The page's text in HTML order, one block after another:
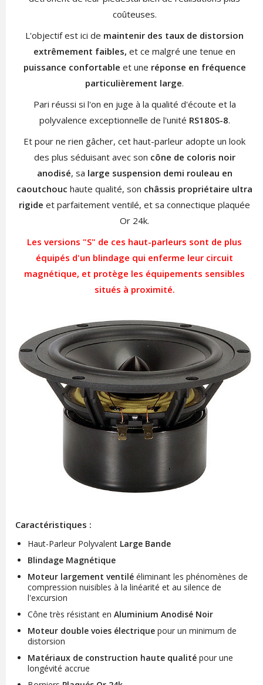
coûteuses.
L'objectif est ici de maintenir des taux de distorsion
extrêmement faibles, et ce malgré une tenue en
puissance confortable et une réponse en fréquence
particulièrement large.
Pari réussi si l'on en juge à la qualité d'écoute et la
polyvalence exceptionnelle de l'unité RS180S-8.
Et pour ne rien gâcher, cet haut-parleur adopte un look
des plus séduisant avec son cône de coloris noir
anodisé, sa large suspension demi rouleau en
caoutchouc haute qualité, son châssis propriétaire ultra
rigide et parfaitement ventilé, et sa connectique plaquée
Or 24k.
Les versions "S" de ces haut-parleurs sont de plus
équipés d'un blindage qui enferme leur circuit
magnétique, et protège les équipements sensibles
situés à proximité.
Caractéristiques :
Haut-Parleur Polyvalent Large Bande
Blindage Magnétique
Moteur largement ventilééliminant les phénomènes de
compression nuisibles à la linéarité et au silence de
l'excursion
Cône très résistant en Aluminium Anodisé Noir
Moteur double voies électrique pour un minimum de
distorsion
Matériaux de construction haute qualité pour une
longévité accrue